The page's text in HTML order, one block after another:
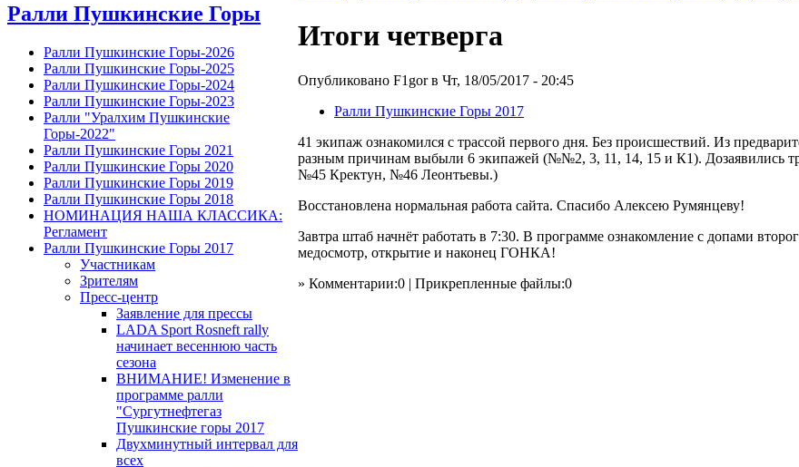
Ралли Пушкинские Горы
Ралли Пушкинские Горы-2026
Ралли Пушкинские Горы-2025
Ралли Пушкинские Горы-2024
Ралли Пушкинские Горы-2023
Ралли "Уралхим Пушкинские
Горы-2022"
Ралли Пушкинские Горы 2021
Ралли Пушкинские Горы 2020
Ралли Пушкинские Горы 2019
Ралли Пушкинские Горы 2018
НОМИНАЦИЯ НАША КЛАССИКА:
Регламент
Ралли Пушкинские Горы 2017
Участникам
Зрителям
Пресс-центр
Заявление для прессы
LADA Sport Rosneft rally
начинает весеннюю часть
сезона
ВНИМАНИЕ! Изменение в
программе ралли
"Сургутнефтегаз
Пушкинские горы 2017
Двухминутный интервал для
всех
Итоги четверга
Опубликовано F1gor в Чт, 18/05/2017 - 20:45
Ралли Пушкинские Горы 2017
41 экипаж ознакомился с трассой первого дня. Без происшествий. Из
разным причинам выбыли 6 экипажей (№№2, 3, 11, 14, 15 и К1). Дозаявились
№45 Кректун, №46 Леонтьевы.)
Восстановлена нормальная работа сайта. Спасибо Алексею Румянцеву!
Завтра штаб начнёт работать в 7:30. В программе ознакомление с допами
медосмотр, открытие и наконец ГОНКА!
» Комментарии:0 | Прикрепленные файлы:0